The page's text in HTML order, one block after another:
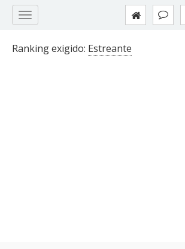
Ranking exigido: Estreante